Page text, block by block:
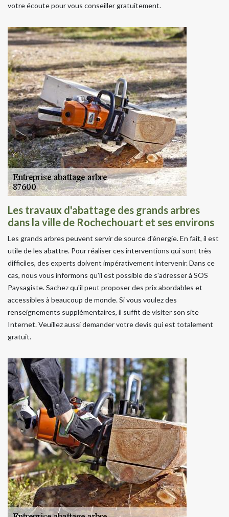
votre écoute pour vous conseiller gratuitement.
Les travaux d'abattage des grands arbres
dans la ville de Rochechouart et ses environs
Les grands arbres peuvent servir de source d'énergie. En fait, il est
utile de les abattre. Pour réaliser ces interventions qui sont très
difficiles, des experts doivent impérativement intervenir. Dans ce
cas, nous vous informons qu'il est possible de s'adresser à SOS
Paysagiste. Sachez qu'il peut proposer des prix abordables et
accessibles à beaucoup de monde. Si vous voulez des
renseignements supplémentaires, il suffit de visiter son site
Internet. Veuillez aussi demander votre devis qui est totalement
gratuit.